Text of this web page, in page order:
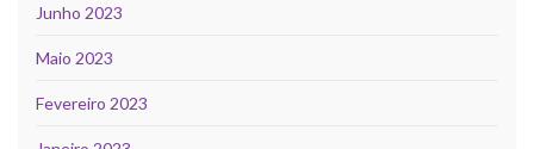
Junho 2023
Maio 2023
Fevereiro 2023